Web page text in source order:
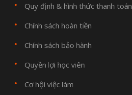
Quy định & hình thức thanh toán
Chính sách hoàn tiền
Chính sách bảo hành
Quyền lợi học viên
Cơ hội việc làm